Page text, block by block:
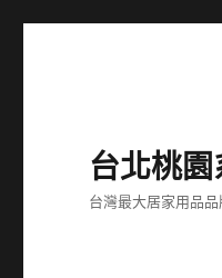
台北桃
台灣最大居家用品